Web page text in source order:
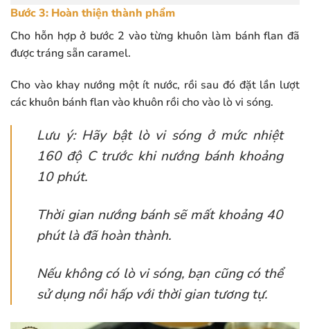
Bước 3: Hoàn thiện thành phẩm
Cho hỗn hợp ở bước 2 vào từng khuôn làm bánh flan đã
được tráng sẵn caramel.
Cho vào khay nướng một ít nước, rồi sau đó đặt lần lượt
các khuôn bánh flan vào khuôn rồi cho vào lò vi sóng.
Lưu ý: Hãy bật lò vi sóng ở mức nhiệt
160 độ C trước khi nướng bánh khoảng
10 phút.
Thời gian nướng bánh sẽ mất khoảng 40
phút là đã hoàn thành.
Nếu không có lò vi sóng, bạn cũng có thể
sử dụng nồi hấp với thời gian tương tự.